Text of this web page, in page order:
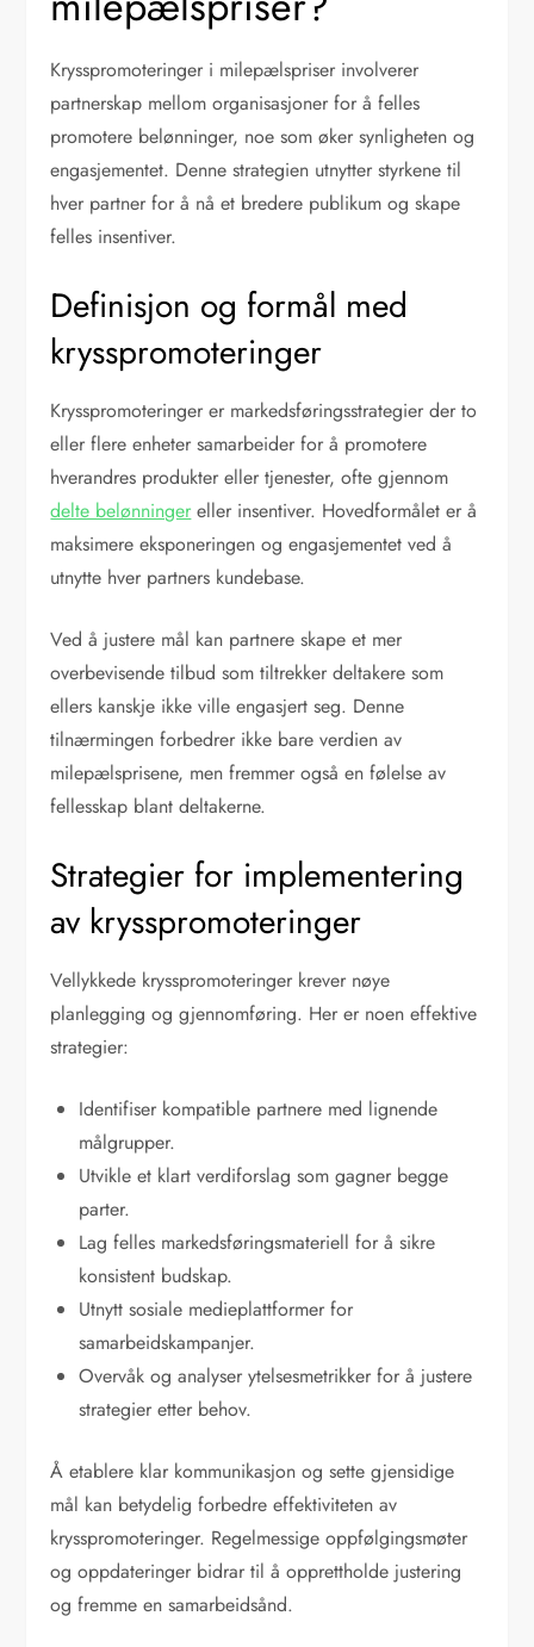
Krysspromoteringer i milepælspriser involverer
partnerskap mellom organisasjoner for å felles
promotere belønninger, noe som øker synligheten og
engasjementet. Denne strategien utnytter styrkene til
hver partner for å nå et bredere publikum og skape
felles insentiver.
Definisjon og formål med
krysspromoteringer
Krysspromoteringer er markedsføringsstrategier der to
eller flere enheter samarbeider for å promotere
hverandres produkter eller tjenester, ofte gjennom
delte belønninger eller insentiver. Hovedformålet er å
maksimere eksponeringen og engasjementet ved å
utnytte hver partners kundebase.
Ved å justere mål kan partnere skape et mer
overbevisende tilbud som tiltrekker deltakere som
ellers kanskje ikke ville engasjert seg. Denne
tilnærmingen forbedrer ikke bare verdien av
milepælsprisene, men fremmer også en følelse av
fellesskap blant deltakerne.
Strategier for implementering
av krysspromoteringer
Vellykkede krysspromoteringer krever nøye
planlegging og gjennomføring. Her er noen effektive
strategier:
Identifiser kompatible partnere med lignende
målgrupper.
Utvikle et klart verdiforslag som gagner begge
parter.
Lag felles markedsføringsmateriell for å sikre
konsistent budskap.
Utnytt sosiale medieplattformer for
samarbeidskampanjer.
Overvåk og analyser ytelsesmetrikker for å justere
strategier etter behov.
Å etablere klar kommunikasjon og sette gjensidige
mål kan betydelig forbedre effektiviteten av
krysspromoteringer. Regelmessige oppfølgingsmøter
og oppdateringer bidrar til å opprettholde justering
og fremme en samarbeidsånd.